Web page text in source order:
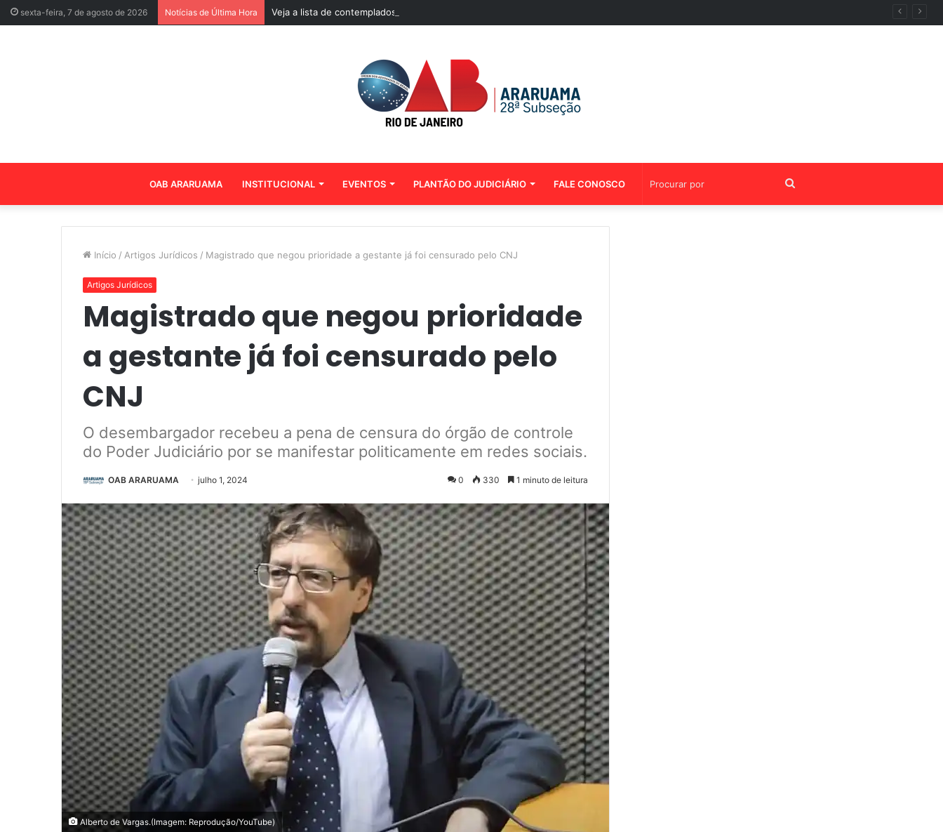
sexta-feira, 7 de agosto de 2026 Notícias de Última Hora Veja a lista de contemplados no sorteio das 500 bolsas de pós-graduação da Mentoria da OABRJ
OAB ARARUAMA INSTITUCIONAL EVENTOS PLANTÃO DO JUDICIÁRIO FALE CONOSCO Procurar
Início / Artigos Jurídicos / Magistrado que negou prioridade a gestante já foi censurado pelo CNJ
Artigos Jurídicos
Magistrado que negou prioridade
a gestante já foi censurado pelo
CNJ
O desembargador recebeu a pena de censura do órgão de controle
do Poder Judiciário por se manifestar politicamente em redes sociais.
OAB ARARUAMA julho 1, 2024 0 330 1 minuto de leitura
Alberto de Vargas.(Imagem: Reprodução/YouTube)